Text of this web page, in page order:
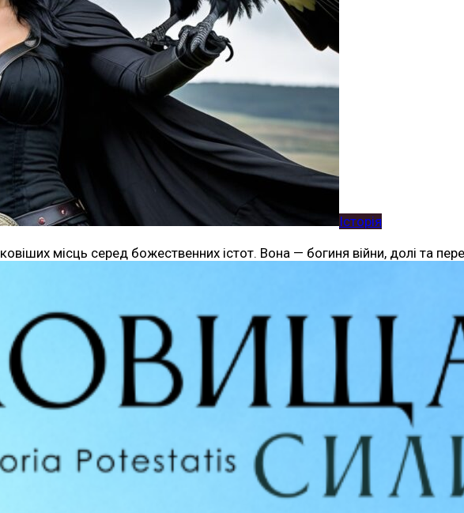
Історія
місць серед божественних істот. Вона — богиня війни, долі та